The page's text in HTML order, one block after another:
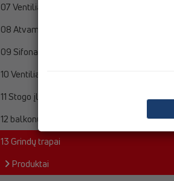
07 Ventiliacija ir oro kondicionavimas (VOK)
08 Atvamzdžiai klozetams
09 Sifonai pisuarams
10 Ventiliaciniai automatiniai voštuvai
11 Stogo įlajos
12 balkonų ir terasų trapai
13 Grindų trapai
Produktai